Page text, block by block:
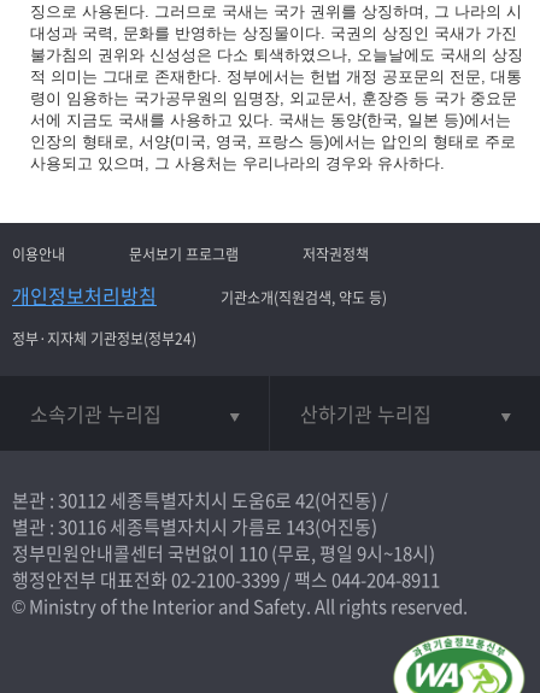
징으로 사용된다. 그러므로 국새는 국가 권위를 상징하며, 그 나라의 시
대성과 국력, 문화를 반영하는 상징물이다. 국권의 상징인 국새가 가진
불가침의 권위와 신성성은 다소 퇴색하였으나, 오늘날에도 국새의 상징
적 의미는 그대로 존재한다. 정부에서는 헌법 개정 공포문의 전문, 대통
령이 임용하는 국가공무원의 임명장, 외교문서, 훈장증 등 국가 중요문
서에 지금도 국새를 사용하고 있다. 국새는 동양(한국, 일본 등)에서는
인장의 형태로, 서양(미국, 영국, 프랑스 등)에서는 압인의 형태로 주로
사용되고 있으며, 그 사용처는 우리나라의 경우와 유사하다.
이용안내 문서보기 프로그램 저작권정책
개인정보처리방침
기관소개(직원검색, 약도 등)
정부·지자체 기관정보(정부24)
소속기관 누리집 산하기관 누리집
본관 : 30112 세종특별자치시 도움6로 42(어진동) /
별관 : 30116 세종특별자치시 가름로 143(어진동)
정부민원안내콜센터 국번없이 110(무료, 평일 9시~18시)
행정안전부 대표전화02-2100-3399/ 팩스 044-204-8911
© Ministry of the Interior and Safety. All rights reserved.